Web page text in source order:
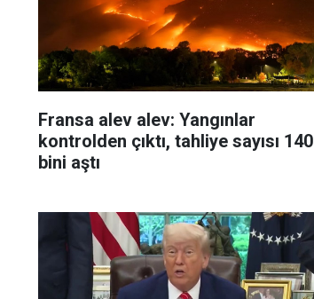
Fransa alev alev: Yangınlar
kontrolden çıktı, tahliye sayısı 140
bini aştı